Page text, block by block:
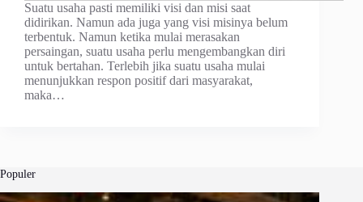
Suatu usaha pasti memiliki visi dan misi saat
didirikan. Namun ada juga yang visi misinya belum
terbentuk. Namun ketika mulai merasakan
persaingan, suatu usaha perlu mengembangkan diri
untuk bertahan. Terlebih jika suatu usaha mulai
menunjukkan respon positif dari masyarakat,
maka…
Populer